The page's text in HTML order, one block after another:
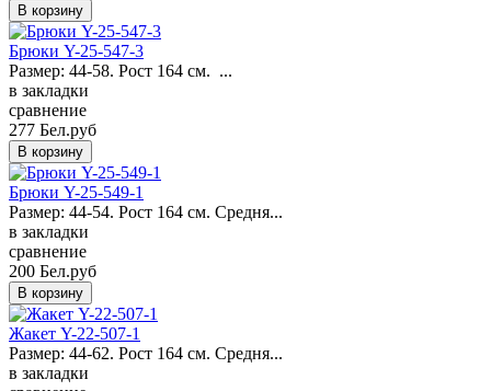
Брюки Y-25-547-3
Размер: 44-58. Рост 164 см. ...
в закладки
сравнение
277 Бел.руб
Брюки Y-25-549-1
Размер: 44-54. Рост 164 см. Средня...
в закладки
сравнение
200 Бел.руб
Жакет Y-22-507-1
Размер: 44-62. Рост 164 см. Средня...
в закладки